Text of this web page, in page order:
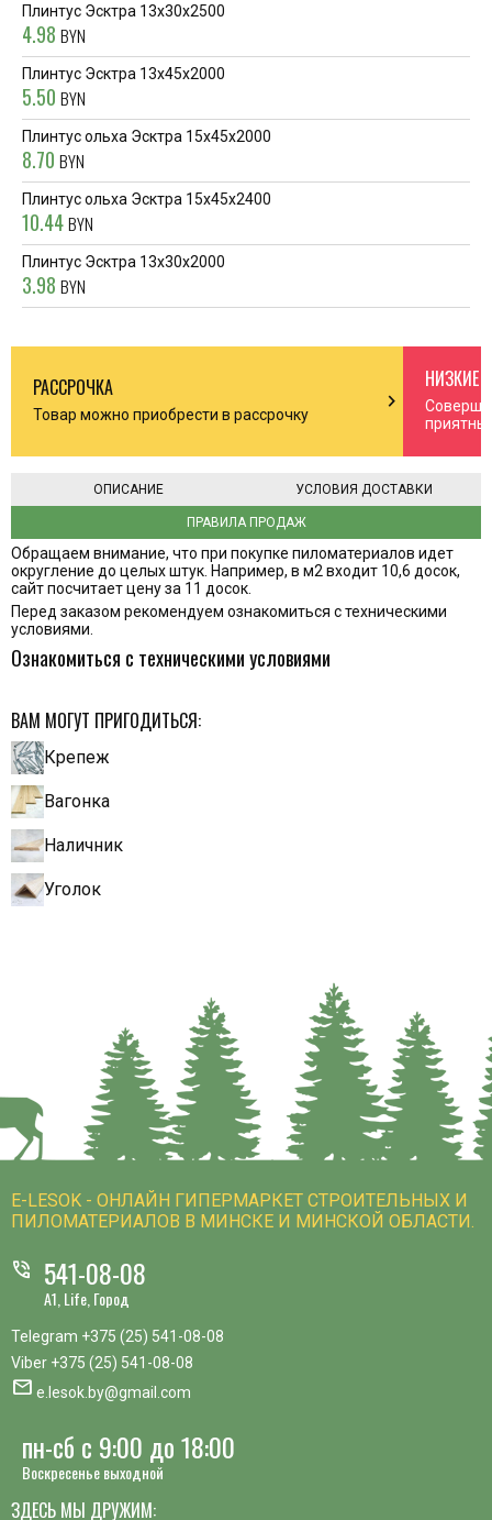
Плинтус Эсктра 13x30x2500
4.98 BYN
Плинтус Эсктра 13x45x2000
5.50 BYN
Плинтус ольха Эсктра 15x45x2000
8.70 BYN
Плинтус ольха Эсктра 15x45x2400
10.44BYN
Плинтус Эсктра 13x30x2000
3.98 BYN
РАССРОЧКА
Товар можно приобрести в рассрочку chevron_right
НИЗКИЕ
ПРАВИЛА ПРОДАЖ
ОПИСАНИЕ УСЛОВИЯ ДОСТАВКИ
Обращаем внимание, что при покупке пиломатериалов идет
округление до целых штук. Например, в м2 входит 10,6 досок,
сайт посчитает цену за 11 досок.
Перед заказом рекомендуем ознакомиться с техническими
условиями.
Ознакомиться с техническими условиями
ВАМ МОГУТ ПРИГОДИТЬСЯ:
Крепеж
Вагонка
Наличник
Уголок
E-LESOK - ОНЛАЙН ГИПЕРМАРКЕТ СТРОИТЕЛЬНЫХ И
ПИЛОМАТЕРИАЛОВ В МИНСКЕ И МИНСКОЙ ОБЛАСТИ.
phone_in_talk 541-08-08
A1, Life, Город
Telegram +375 (25) 541-08-08
Viber +375 (25) 541-08-08
mail e.lesok.by@gmail.com
пн-сб с 9:00 до 18:00
Воскресенье выходной
ЗДЕСЬ МЫ ДРУЖИМ: